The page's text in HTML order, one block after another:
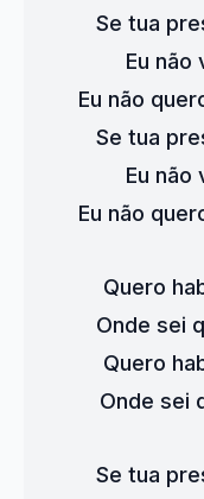
Se tua
Eu não
Eu não
Se tua
Eu não
Eu não
Quero
Onde sei
Quero
Onde sei
Se tua